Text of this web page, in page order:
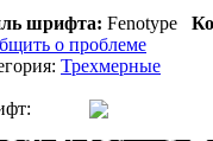
шрифта: Fenotype
о проблеме
Трехмерные